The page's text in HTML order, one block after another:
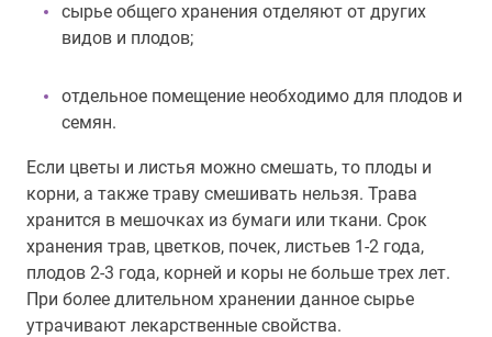
сырье общего хранения отделяют от других
видов и плодов;
отдельное помещение необходимо для плодов и
семян.
Если цветы и листья можно смешать, то плоды и
корни, а также траву смешивать нельзя. Трава
хранится в мешочках из бумаги или ткани. Срок
хранения трав, цветков, почек, листьев 1-2 года,
плодов 2-3 года, корней и коры не больше трех лет.
При более длительном хранении данное сырье
утрачивают лекарственные свойства.